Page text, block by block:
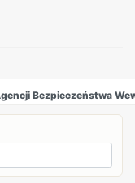
Bezpieczeństwa